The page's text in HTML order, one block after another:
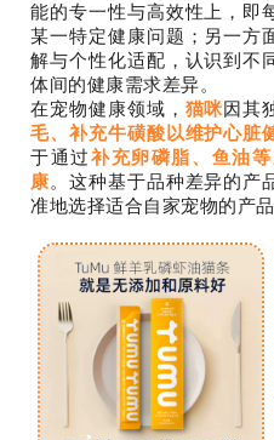
能的专一性与高效性上，即
某一特定健康问题；另一方
解与个性化适配，认识到不
体间的健康需求差异。
在宠物健康领域， 猫咪因其
毛、补充牛磺酸以维护心脏
于通过补充卵磷脂、鱼油
康。这种基于品种差异的产
准地选择适合自家宠物的产品
鲜羊乳猫条